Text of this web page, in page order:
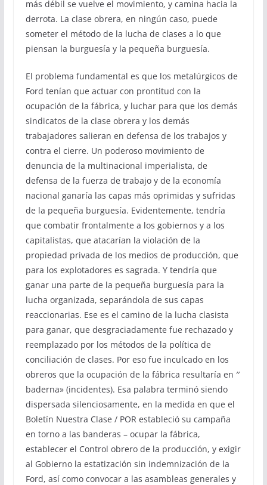
más débil se vuelve el movimiento, y camina hacia la
derrota. La clase obrera, en ningún caso, puede
someter el método de la lucha de clases a lo que
piensan la burguesía y la pequeña burguesía.
El problema fundamental es que los metalúrgicos de
Ford tenían que actuar con prontitud con la
ocupación de la fábrica, y luchar para que los demás
sindicatos de la clase obrera y los demás
trabajadores salieran en defensa de los trabajos y
contra el cierre. Un poderoso movimiento de
denuncia de la multinacional imperialista, de
defensa de la fuerza de trabajo y de la economía
nacional ganaría las capas más oprimidas y sufridas
de la pequeña burguesía. Evidentemente, tendría
que combatir frontalmente a los gobiernos y a los
capitalistas, que atacarían la violación de la
propiedad privada de los medios de producción, que
para los explotadores es sagrada. Y tendría que
ganar una parte de la pequeña burguesía para la
lucha organizada, separándola de sus capas
reaccionarias. Ese es el camino de la lucha clasista
para ganar, que desgraciadamente fue rechazado y
reemplazado por los métodos de la política de
conciliación de clases. Por eso fue inculcado en los
obreros que la ocupación de la fábrica resultaría en ′′
baderna» (incidentes). Esa palabra terminó siendo
dispersada silenciosamente, en la medida en que el
Boletín Nuestra Clase / POR estableció su campaña
en torno a las banderas – ocupar la fábrica,
establecer el Control obrero de la producción, y exigir
al Gobierno la estatización sin indemnización de la
Ford, así como convocar a las asambleas generales y